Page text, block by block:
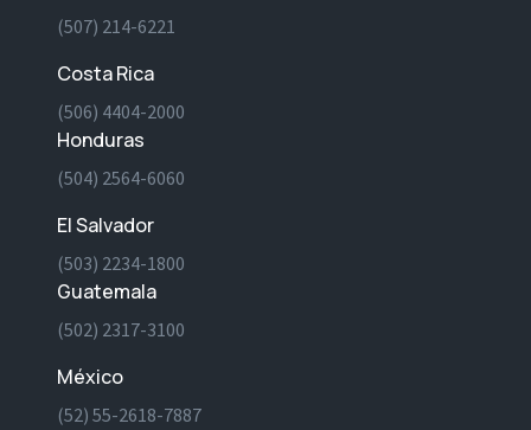
(507) 214-6221
Costa Rica
(506) 4404-2000
Honduras
(504) 2564-6060
El Salvador
(503) 2234-1800
Guatemala
(502) 2317-3100
México
(52) 55-2618-7887